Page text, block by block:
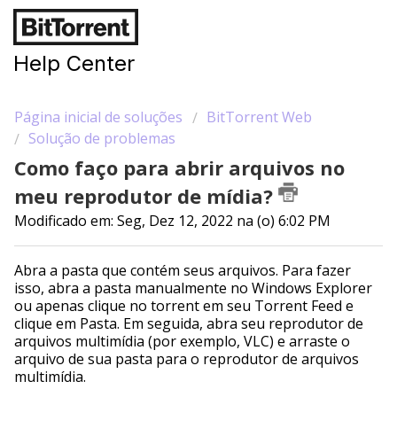
Help Center
Página inicial de soluções
BitTorrent Web
Solução de problemas
Como faço para abrir arquivos no
meu reprodutor de mídia?
Modificado em: Seg, Dez 12, 2022 na (o) 6:02 PM
Abra a pasta que contém seus arquivos. Para fazer
isso, abra a pasta manualmente no Windows Explorer
ou apenas clique no torrent em seu Torrent Feed e
clique em Pasta. Em seguida, abra seu reprodutor de
arquivos multimídia (por exemplo, VLC) e arraste o
arquivo de sua pasta para o reprodutor de arquivos
multimídia.